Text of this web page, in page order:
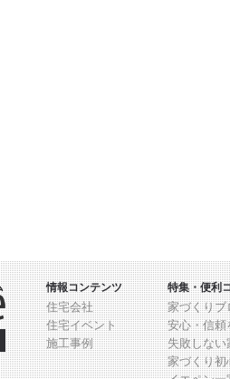
情報コンテンツ
住宅会社
住宅イベント
施工事例
特集・便利
家づくりブ
安心・信頼
失敗しない
家づくり初